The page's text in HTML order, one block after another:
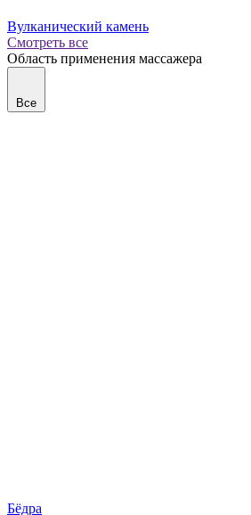
Вулканический камень
Смотреть все
Область применения массажера
Все
Бёдра